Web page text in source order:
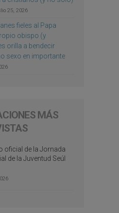
25, 2026
fieles al Papa
obispo (y
orilla a bendecir
sexo en importante
MÁS
oficial de la Jornada
de la Juventud Seúl